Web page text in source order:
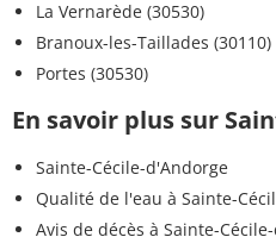
La Vernarède (30530)
Branoux-les-Taillades (30110)
Portes (30530)
En savoir plus sur
Sainte-Cécile-d'Andorge
Qualité de l'eau à Sainte-
Avis de décès à Sainte-